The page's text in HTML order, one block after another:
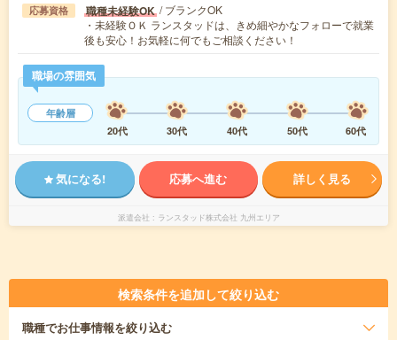
応募資格 職種未経験OK / ブランクOK
・未経験ＯＫ ランスタッドは、きめ細やかなフォローで就業
後も安心！お気軽に何でもご相談ください！
職場の雰囲気
年齢層
20代
30代 40代 50代 60代
気になる! 応募へ進む 詳しく見る
派遣会社 ランスタッド株式会社 九州エリア
検索条件を追加して絞り込む
職種でお仕事情報を絞り込む